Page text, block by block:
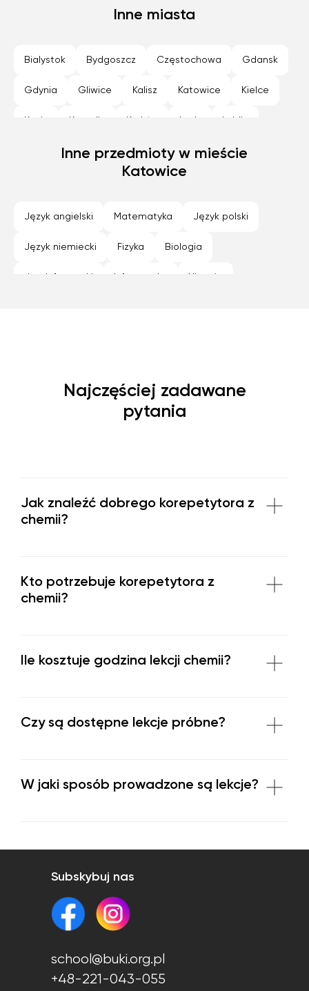
Technikum (profil podstawowy)
Inne miasta
Bialystok Bydgoszcz Częstochowa Gdansk
Gdynia Gliwice Kalisz Katowice Kielce
Konin Koszalin Kraków Lodz Lublin
Nowy Sącz Olsztyn Opole Płock Poznan
Sosnowiec Szczecin Tarnów Toruń
Warszawa Wroclaw Zabrze
Zielona Góra
Inne przedmioty w mieście
Katowice
Język angielski Matematyka Język polski
Język niemiecki Fizyka Biologia
Język francuski Informatyka Historia
Najczęściej zadawane
pytania
Jak znaleźć dobrego korepetytora z
chemii?
Kto potrzebuje korepetytora z
chemii?
Ile kosztuje godzina lekcji chemii?
Czy są dostępne lekcje próbne?
W jaki sposób prowadzone są lekcje?
Subskybuj nas
school@buki.org.pl
+48-221-043-055